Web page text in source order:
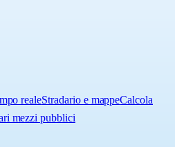
realeStradario e mappeCalcola
mezzi pubblici